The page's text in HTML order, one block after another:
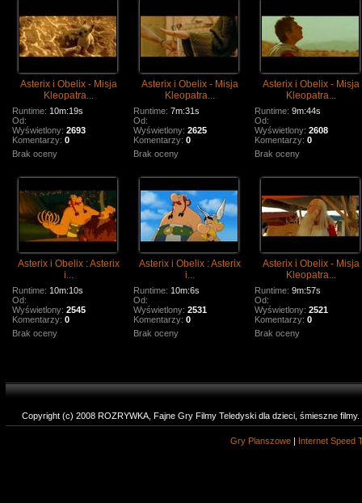
Asterix i Obelix - Misja
Kleopatra...
Runtime: 10m:19s
Od:
Wyświetlony: 2693
Komentarzy: 0
Brak oceny
Asterix i Obelix - Misja
Kleopatra...
Runtime: 7m:31s
Od:
Wyświetlony: 2625
Komentarzy: 0
Brak oceny
Asterix i Obelix - Misja
Kleopatra...
Runtime: 9m:44s
Od:
Wyświetlony: 2608
Komentarzy: 0
Brak oceny
Asterix i Obelix : Asterix
i...
Runtime: 10m:10s
Od:
Wyświetlony: 2545
Komentarzy: 0
Brak oceny
Asterix i Obelix : Asterix
i...
Runtime: 10m:6s
Od:
Wyświetlony: 2531
Komentarzy: 0
Brak oceny
Asterix i Obelix - Misja
Kleopatra...
Runtime: 9m:57s
Od:
Wyświetlony: 2521
Komentarzy: 0
Brak oceny
Copyright (c) 2008 ROZRYWKA, Fajne Gry Filmy Teledyski dla dzieci, śmieszne
Gry Planszowe | Internet Speed